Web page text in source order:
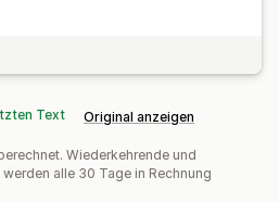
Text Original anzeigen
Wiederkehrende und
alle 30 Tage in Rechnung